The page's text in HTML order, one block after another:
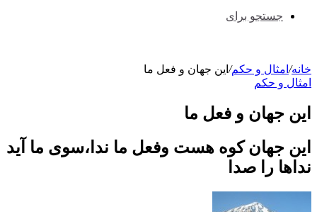
جستجو برای
خانه/ امثال و حکم/ این جهان و فعل ما
امثال و حکم
این جهان و فعل ما
این جهان کوه هست وفعل ما ندا،سوی ما آید
نداها را صدا